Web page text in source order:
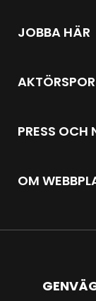
JOBBA HÄR
PRESS OCH
OM